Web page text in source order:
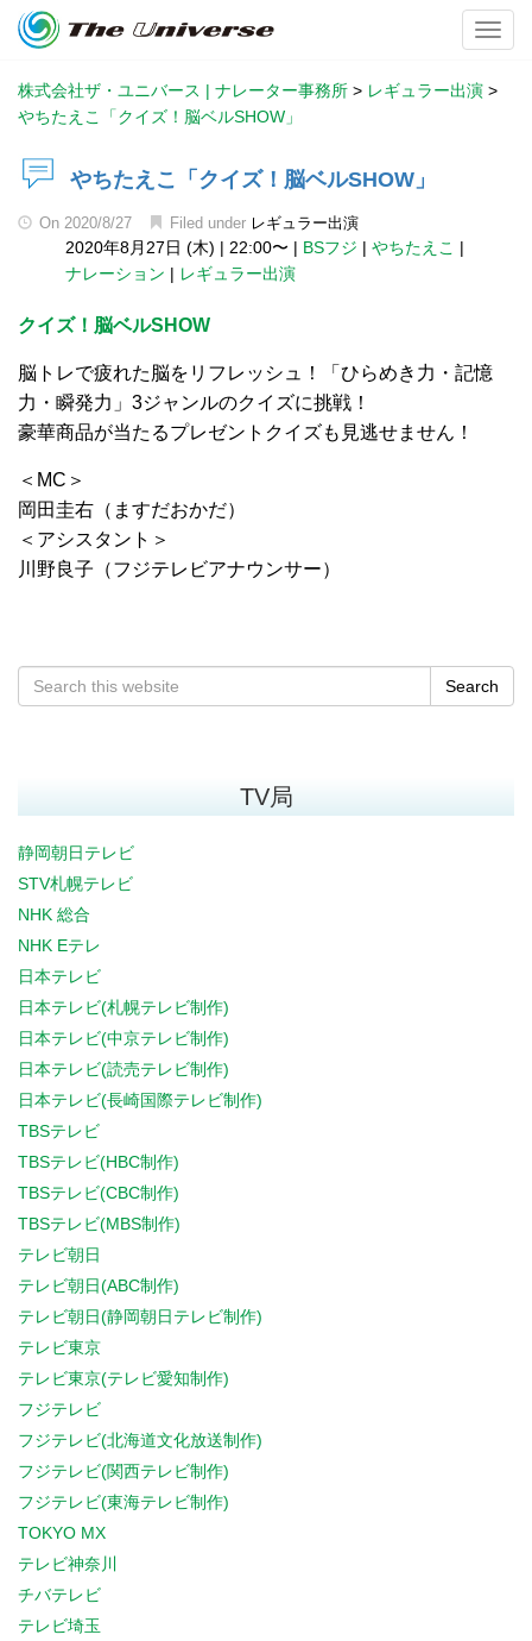
株式会社ザ・ユニバース | ナレーター事務所 > レギュラー出演 >
やちたえこ「クイズ！脳ベルSHOW」
やちたえこ「クイズ！脳ベルSHOW」
On 2020/8/27 Filed under レギュラー出演
2020年8月27日 (木) | 22:00〜 | BSフジ | やちたえこ |
ナレーション | レギュラー出演
クイズ！脳ベルSHOW
脳トレで疲れた脳をリフレッシュ！「ひらめき力・記憶
力・瞬発力」3ジャンルのクイズに挑戦！
豪華商品が当たるプレゼントクイズも見逃せません！
＜MC＞
岡田圭右（ますだおかだ）
＜アシスタント＞
川野良子（フジテレビアナウンサー）
Search
TV局
静岡朝日テレビ
STV札幌テレビ
NHK 総合
NHK Eテレ
日本テレビ
日本テレビ(札幌テレビ制作)
日本テレビ(中京テレビ制作)
日本テレビ(読売テレビ制作)
日本テレビ(長崎国際テレビ制作)
TBSテレビ
TBSテレビ(HBC制作)
TBSテレビ(CBC制作)
TBSテレビ(MBS制作)
テレビ朝日
テレビ朝日(ABC制作)
テレビ朝日(静岡朝日テレビ制作)
テレビ東京
テレビ東京(テレビ愛知制作)
フジテレビ
フジテレビ(北海道文化放送制作)
フジテレビ(関西テレビ制作)
フジテレビ(東海テレビ制作)
TOKYO MX
テレビ神奈川
チバテレビ
テレビ埼玉